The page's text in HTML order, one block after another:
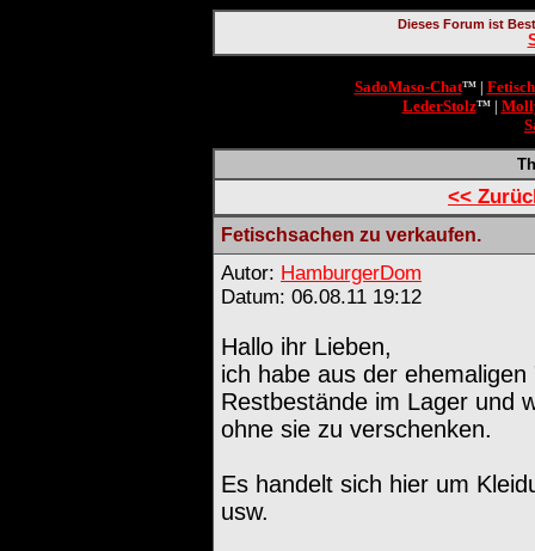
Dieses Forum ist
SadoMaso-Chat™ |
LederStolz™ |
<<
Fetischsachen zu verkaufen.
Autor: HamburgerDom
Datum: 06.08.11 19:12
Hallo ihr Lieben,
ich habe aus der
Restbestände im Lager und
ohne sie zu verschenken.
Es handelt sich hier um
usw.